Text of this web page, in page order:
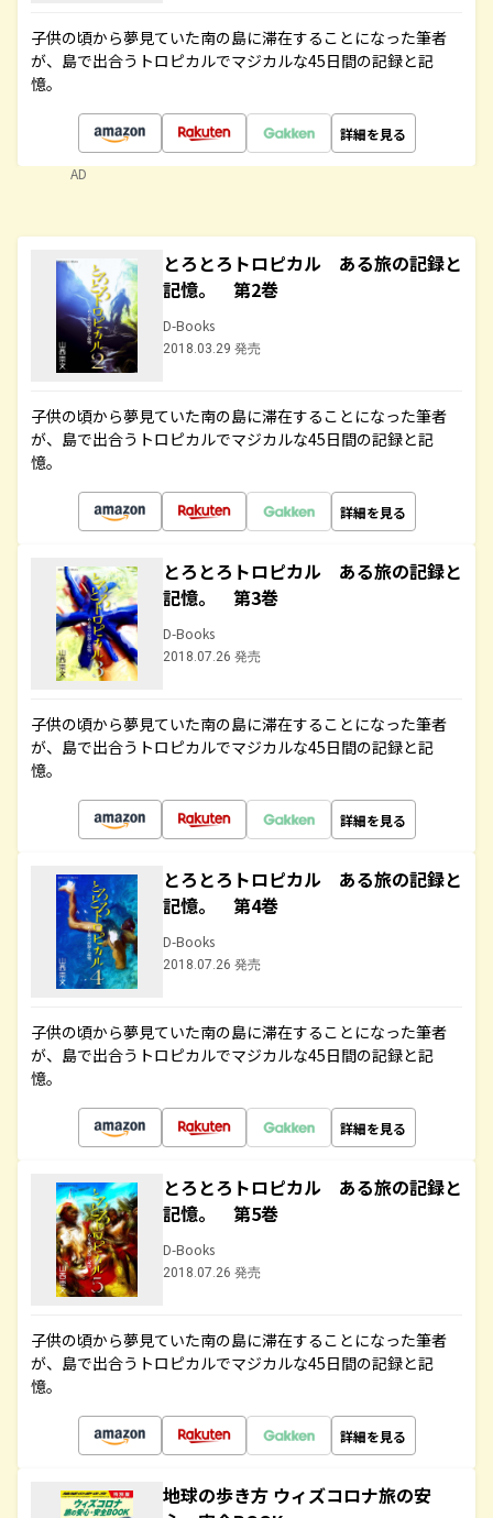
子供の頃から夢見ていた南の島に滞在することになった筆者
が、島で出合うトロピカルでマジカルな45日間の記録と記
憶。
詳細を見る
AD
とろとろトロピカル ある旅の記録と
記憶。 第2巻
D-Books
2018.03.29 発売
子供の頃から夢見ていた南の島に滞在することになった筆者
が、島で出合うトロピカルでマジカルな45日間の記録と記
憶。
詳細を見る
とろとろトロピカル ある旅の記録と
記憶。 第3巻
D-Books
2018.07.26 発売
子供の頃から夢見ていた南の島に滞在することになった筆者
が、島で出合うトロピカルでマジカルな45日間の記録と記
憶。
詳細を見る
とろとろトロピカル ある旅の記録と
記憶。 第4巻
D-Books
2018.07.26 発売
子供の頃から夢見ていた南の島に滞在することになった筆者
が、島で出合うトロピカルでマジカルな45日間の記録と記
憶。
詳細を見る
とろとろトロピカル ある旅の記録と
記憶。 第5巻
D-Books
2018.07.26 発売
子供の頃から夢見ていた南の島に滞在することになった筆者
が、島で出合うトロピカルでマジカルな45日間の記録と記
憶。
詳細を見る
地球の歩き方 ウィズコロナ旅の安